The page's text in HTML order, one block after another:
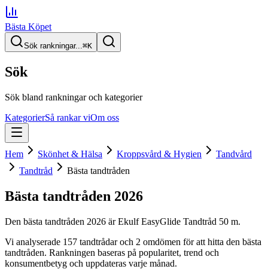
Bästa Köpet
Sök rankningar...⌘K
Sök
Sök bland rankningar och kategorier
KategorierSå rankar viOm oss
Hem Skönhet & Hälsa Kroppsvård & Hygien
Tandvård
Tandtråd
Bästa tandtråden
Bästa tandtråden 2026
Den bästa tandtråden 2026 ärEkulf EasyGlide Tandtråd 50 m.
Vi analyserade 157 tandtrådaroch 2 omdömen för att hitta den bästa
tandtråden. Rankningen baseras på popularitet, trend och
konsumentbetyg och uppdateras varje månad.